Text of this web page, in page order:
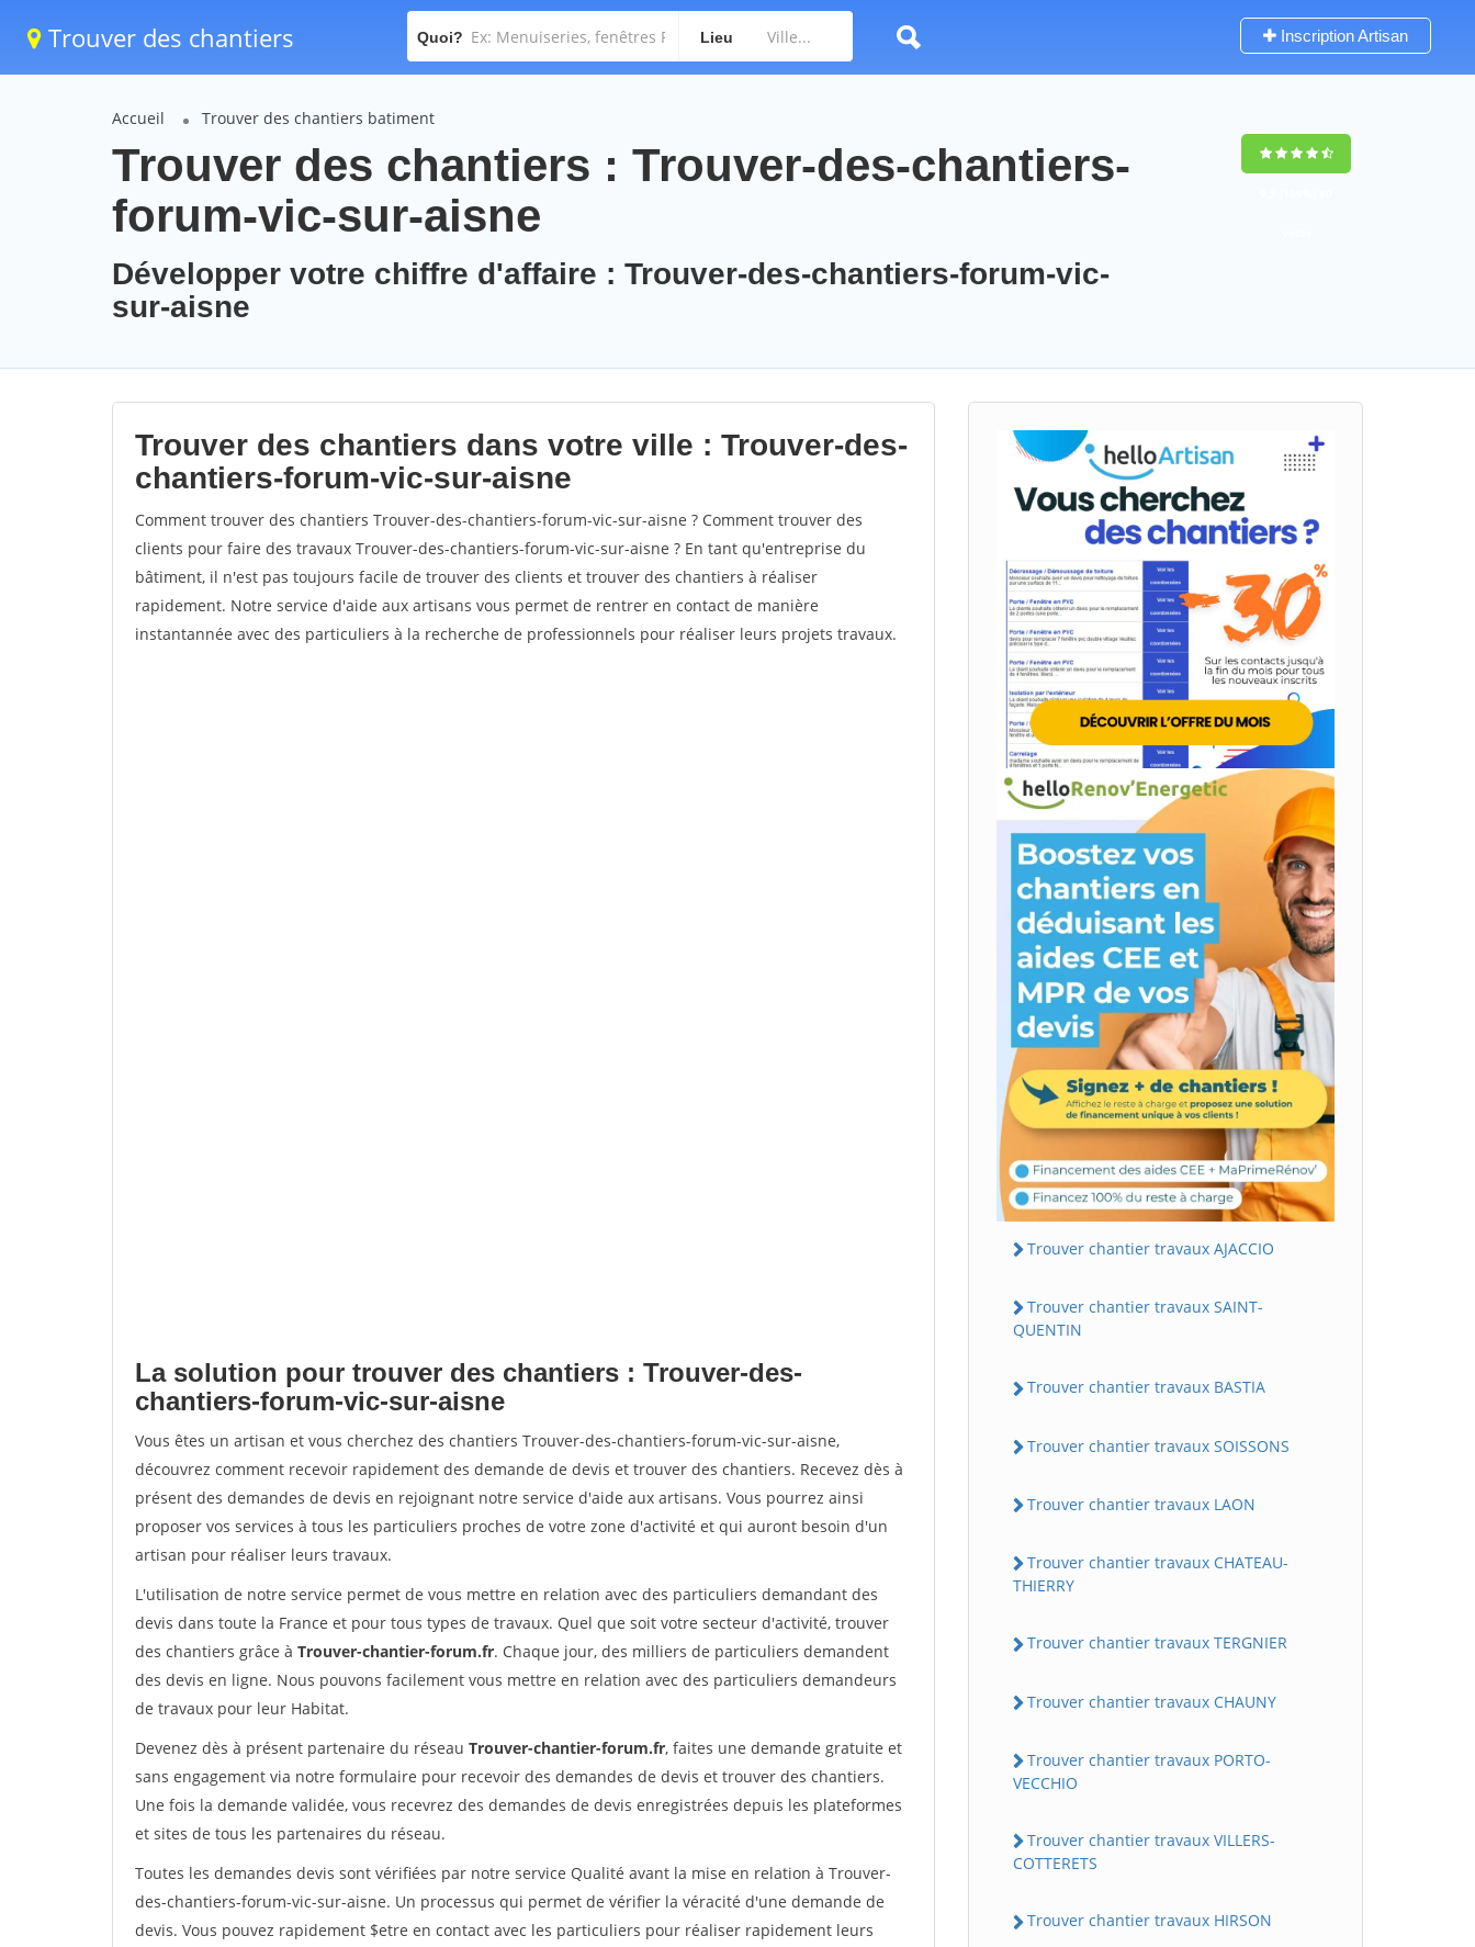
Trouver des chantiers Quoi? Lieu Inscription Artisan
Accueil Trouver des chantiers batiment
Trouver des chantiers : Trouver-des-chantiers-
forum-vic-sur-aisne
Développer votre chiffre d'affaire : Trouver-des-chantiers-forum-vic-
sur-aisne
Trouver des chantiers dans votre ville : Trouver-des-
chantiers-forum-vic-sur-aisne
Comment trouver des chantiers Trouver-des-chantiers-forum-vic-sur-aisne ? Comment trouver des
clients pour faire des travaux Trouver-des-chantiers-forum-vic-sur-aisne ? En tant qu'entreprise du
bâtiment, il n'est pas toujours facile de trouver des clients et trouver des chantiers à réaliser
rapidement. Notre service d'aide aux artisans vous permet de rentrer en contact de manière
instantannée avec des particuliers à la recherche de professionnels pour réaliser leurs projets travaux.
La solution pour trouver des chantiers : Trouver-des-
chantiers-forum-vic-sur-aisne
Vous êtes un artisan et vous cherchez des chantiers Trouver-des-chantiers-forum-vic-sur-aisne,
découvrez comment recevoir rapidement des demande de devis et trouver des chantiers. Recevez dès à
présent des demandes de devis en rejoignant notre service d'aide aux artisans. Vous pourrez ainsi
proposer vos services à tous les particuliers proches de votre zone d'activité et qui auront besoin d'un
artisan pour réaliser leurs travaux.
L'utilisation de notre service permet de vous mettre en relation avec des particuliers demandant des
devis dans toute la France et pour tous types de travaux. Quel que soit votre secteur d'activité, trouver
des chantiers grâce à Trouver-chantier-forum.fr. Chaque jour, des milliers de particuliers demandent
des devis en ligne. Nous pouvons facilement vous mettre en relation avec des particuliers demandeurs
de travaux pour leur Habitat.
Devenez dès à présent partenaire du réseau Trouver-chantier-forum.fr, faites une demande gratuite et
sans engagement via notre formulaire pour recevoir des demandes de devis et trouver des chantiers.
Une fois la demande validée, vous recevrez des demandes de devis enregistrées depuis les plateformes
et sites de tous les partenaires du réseau.
Toutes les demandes devis sont vérifiées par notre service Qualité avant la mise en relation à Trouver-
des-chantiers-forum-vic-sur-aisne. Un processus qui permet de vérifier la véracité d'une demande de
devis. Vous pouvez rapidement $etre en contact avec les particuliers pour réaliser rapidement leurs
Trouver chantier travaux AJACCIO
Trouver chantier travaux SAINT-
QUENTIN
Trouver chantier travaux BASTIA
Trouver chantier travaux SOISSONS
Trouver chantier travaux LAON
Trouver chantier travaux CHATEAU-
THIERRY
Trouver chantier travaux TERGNIER
Trouver chantier travaux CHAUNY
Trouver chantier travaux PORTO-
VECCHIO
Trouver chantier travaux VILLERS-
COTTERETS
Trouver chantier travaux HIRSON